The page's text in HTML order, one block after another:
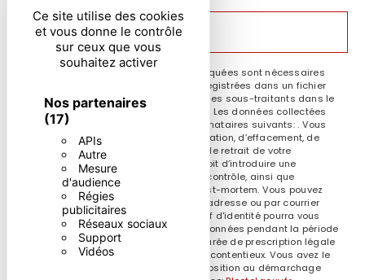
Ce site utilise des cookies
et vous donne le contrôle
sur ceux que vous
souhaitez activer
Nos partenaires
(17)
APIs
Autre
Mesure
d'audience
Régies
publicitaires
Réseaux sociaux
Support
Vidéos
ENVOYER
** Les données personnelles communiquées sont nécessaires
aux fins de vous contacter et sont enregistrées dans un fichier
informatisé. Elles sont destinées à et ses sous-traitants dans le
seul but de répondre à votre message. Les données collectées
seront communiquées aux seuls destinataires suivants: . Vous
disposez de droits d’accès, de rectification, d’effacement, de
portabilité, de limitation, d’opposition, de retrait de votre
consentement à tout moment et du droit d’introduire une
réclamation auprès d’une autorité de contrôle, ainsi que
d’organiser le sort de vos données post-mortem. Vous pouvez
exercer ces droits par voie postale à l'adresse ou par courrier
électronique à l'adresse . Un justificatif d'identité pourra vous
être demandé. Nous conservons vos données pendant la période
de prise de contact puis pendant la durée de prescription légale
aux fins probatoires et de gestion des contentieux. Vous avez le
droit de vous inscrire sur la liste d'opposition au démarchage